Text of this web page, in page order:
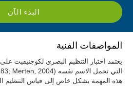
البدء الآن
المواصفات الفنية
يعتمد اختبار التنظيم البصري لكوجنيفيت
هذه المهمة بشكل خاص إلى قياس التنظيم